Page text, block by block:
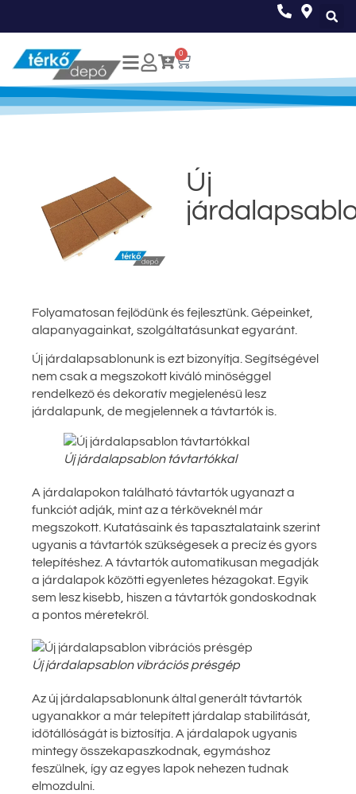
0
Új
Folyamatosan fejlődünk és fejlesztünk. Gépeinket,
alapanyagainkat, szolgáltatásunkat egyaránt.
Új járdalapsablonunk is ezt bizonyítja. Segítségével
nem csak a megszokott kiváló minőséggel
rendelkező és dekoratív megjelenésű lesz
járdalapunk, de megjelennek a távtartók is.
Új járdalapsablon távtartókkal
A járdalapokon található távtartók ugyanazt a
funkciót adják, mint az a térköveknél már
megszokott. Kutatásaink és tapasztalataink szerint
ugyanis a távtartók szükségesek a precíz és gyors
telepítéshez. A távtartók automatikusan megadják
a járdalapok közötti egyenletes hézagokat. Egyik
sem lesz kisebb, hiszen a távtartók gondoskodnak
a pontos méretekről.
Új járdalapsablon vibrációs présgép
Az új járdalapsablonunk által generált távtartók
ugyanakkor a már telepített járdalap stabilitását,
időtállóságát is biztosítja. A járdalapok ugyanis
mintegy összekapaszkodnak, egymáshoz
feszülnek, így az egyes lapok nehezen tudnak
elmozdulni.